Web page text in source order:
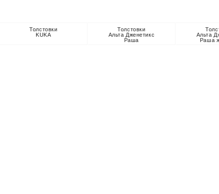
Толстовки
KUKA
Толстовки
Альта Дженетикс
Раша
Альта
Раша